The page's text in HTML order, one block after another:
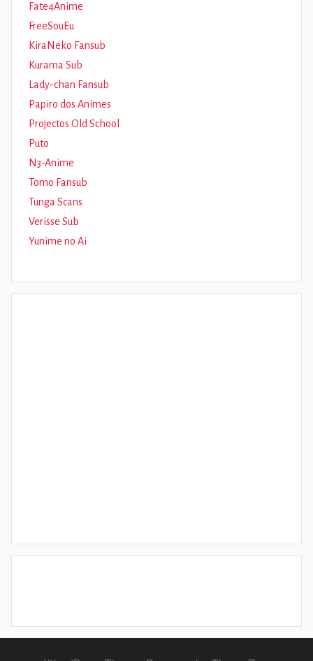
Fate4Anime
FreeSouEu
KiraNeko Fansub
Kurama Sub
Lady-chan Fansub
Papiro dos Animes
Projectos Old School
Puto
N3-Anime
Tomo Fansub
Tunga Scans
Verisse Sub
Yunime no Ai